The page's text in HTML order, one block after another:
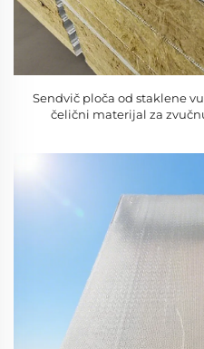
Sendvič ploča od staklene
čelični materijal za